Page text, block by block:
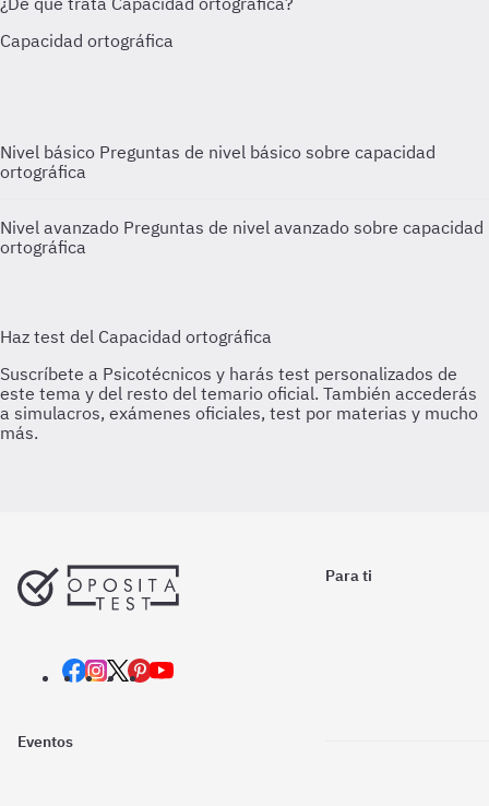
Nivel básico Preguntas de nivel básico sobre capacidad
ortográfica
Nivel avanzado Preguntas de nivel avanzado sobre capacidad
ortográfica
Para ti
Eventos